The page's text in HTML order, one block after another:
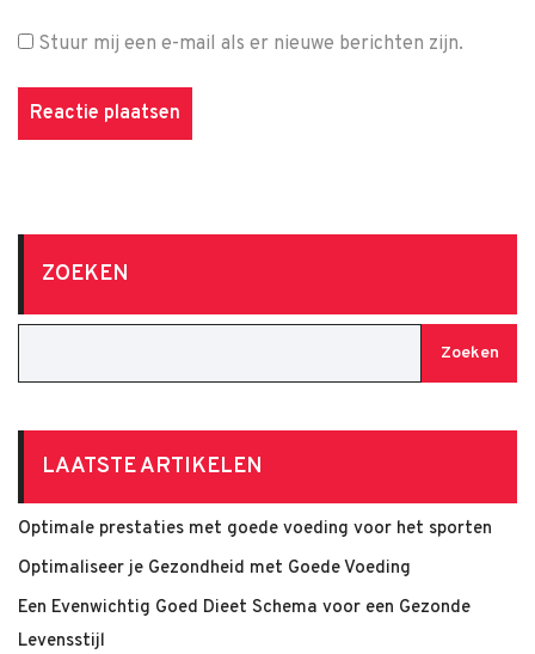
Stuur mij een e-mail als er nieuwe berichten zijn.
ZOEKEN
Zoeken
LAATSTE ARTIKELEN
Optimale prestaties met goede voeding voor het sporten
Optimaliseer je Gezondheid met Goede Voeding
Een Evenwichtig Goed Dieet Schema voor een Gezonde
Levensstijl